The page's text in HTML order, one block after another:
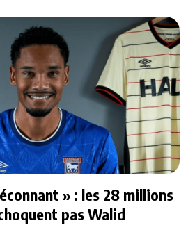
» : les 28 millions
pas Walid